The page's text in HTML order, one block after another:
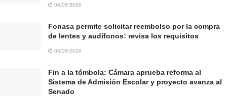
06/08/2026
Fonasa permite solicitar reembolso por la compra
de lentes y audífonos: revisa los requisitos
05/08/2026
Fin a la tómbola: Cámara aprueba reforma al
Sistema de Admisión Escolar y proyecto avanza al
Senado